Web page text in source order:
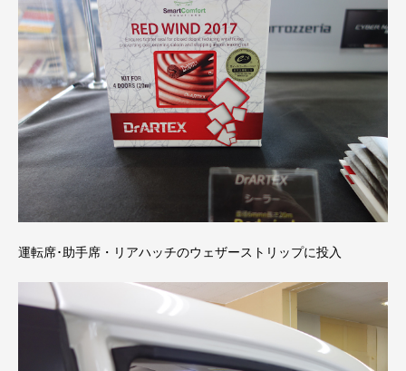
運転席･助手席・リアハッチのウェザーストリップに投入